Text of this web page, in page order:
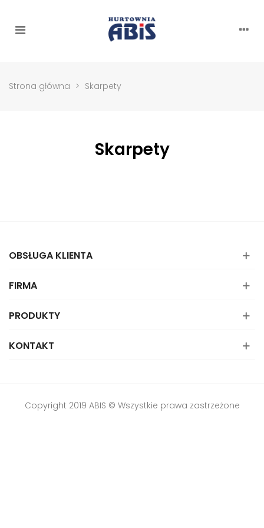
Strona główna > Skarpety
Skarpety
OBSŁUGA KLIENTA
FIRMA
PRODUKTY
KONTAKT
Copyright 2019 ABIS © Wszystkie prawa zastrzeżone